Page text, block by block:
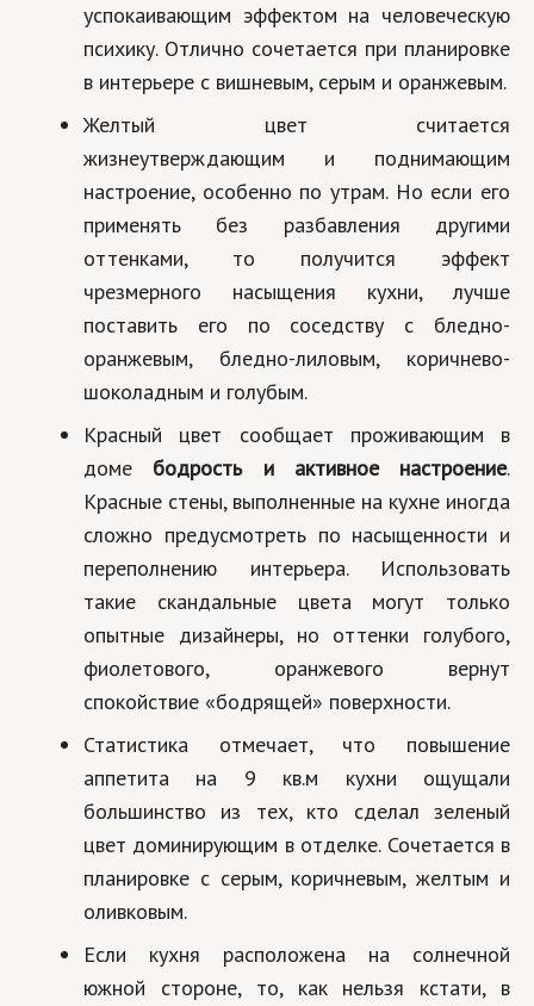
успокаивающим эффектом на человеческую
психику. Отлично сочетается при планировке
в интерьере с вишневым, серым и оранжевым.
Желтый цвет считается
жизнеутверждающим и поднимающим
настроение, особенно по утрам. Но если его
применять без разбавления другими
оттенками, то получится эффект
чрезмерного насыщения кухни, лучше
поставить его по соседству с бледно-
оранжевым, бледно-лиловым, коричнево-
шоколадным и голубым.
Красный цвет сообщает проживающим в
доме бодрость и активное настроение.
Красные стены, выполненные на кухне иногда
сложно предусмотреть по насыщенности и
переполнению интерьера. Использовать
такие скандальные цвета могут только
опытные дизайнеры, но оттенки голубого,
фиолетового, оранжевого вернут
спокойствие «бодрящей» поверхности.
Статистика отмечает, что повышение
аппетита на 9 кв.м кухни ощущали
большинство из тех, кто сделал зеленый
цвет доминирующим в отделке. Сочетается в
планировке с серым, коричневым, желтым и
оливковым.
Если кухня расположена на солнечной
южной стороне, то, как нельзя кстати, в